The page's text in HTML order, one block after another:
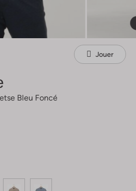
Jouer
Bleu Foncé